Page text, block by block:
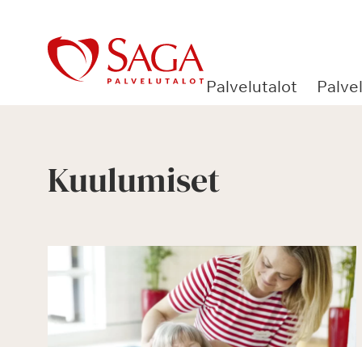
sisältöön
Palvelutalot
Kuulumiset